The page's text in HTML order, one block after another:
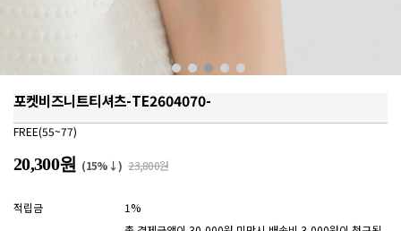
포켓비즈니트티셔츠-TE2604070-
FREE(55~77)
20,300원 (15%↓) 23,800원
적립금 1%